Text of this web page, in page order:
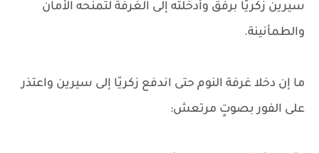
سيرين زكريّا برفق وأدخلته إلى الغرفة لتمنحه الأمان
والطمأنينة.
ما إن دخلا غرفة النوم حتى اندفع زكريّا إلى سيرين واعتذر
على الفور بصوتٍ مرتعش: